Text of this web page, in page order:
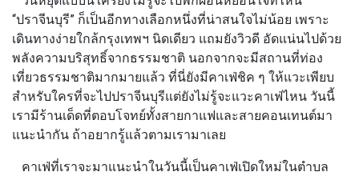
“ปราจีนบุรี” ก็เป็นอีกทางเลือกหนึ่งที่น่าสนใจไม่น้อย เพราะ
เดินทางง่ายใกล้กรุงเทพฯ นิดเดียว แถมยังวิวดี อัดแน่นไปด้วย
พลังความบริสุทธิ์จากธรรมชาติ นอกจากจะมีสถานที่ท่อง
เที่ยวธรรมชาติมากมายแล้ว ที่นี่ยังมีคาเฟ่ชิค ๆ ให้แวะเพียบ
สำหรับใครที่จะไปปราจีนบุรีแต่ยังไม่รู้จะแวะคาเฟ่ไหน วันนี้
เรามีร้านเด็ดที่ตอบโจทย์ทั้งสายกาแฟและสายคอนเทนต์มา
แนะนำกัน ถ้าอยากรู้แล้วตามเรามาเลย
คาเฟ่ที่เราจะมาแนะนำในวันนี้เป็นคาเฟ่เปิดใหม่ในตำบล